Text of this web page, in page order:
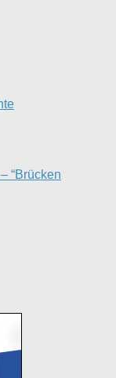
“Brücken